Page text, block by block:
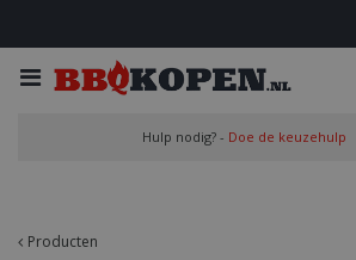
Producten
Hulp nodig? - Doe de keuzehulp